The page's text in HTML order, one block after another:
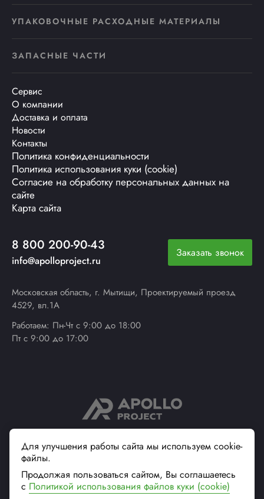
УПАКОВОЧНЫЕ РАСХОДНЫЕ МАТЕРИАЛЫ
ЗАПАСНЫЕ ЧАСТИ
современной упаковки
Вся информация на сайте, касающаяся технических
характеристик, наличия на складе, стоимости товаров, носит
Сервис
О компании
Доставка и оплата
Новости
Контакты
Политика конфиденциальности
Политика использования куки (cookie)
Согласие на обработку персональных данных на
сайте
Карта сайта
8 800 200-90-43
info@apolloproject.ru
Заказать звонок
Московская область, г. Мытищи, Проектируемый проезд
4529, вл.1А
Работаем: Пн-Чт с 9:00 до 18:00
Пт с 9:00 до 17:00
Для улучшения работы сайта мы используем cookie-
файлы.
Продолжая пользоваться сайтом, Вы соглашаетесь
с Политикой использования файлов куки (cookie)